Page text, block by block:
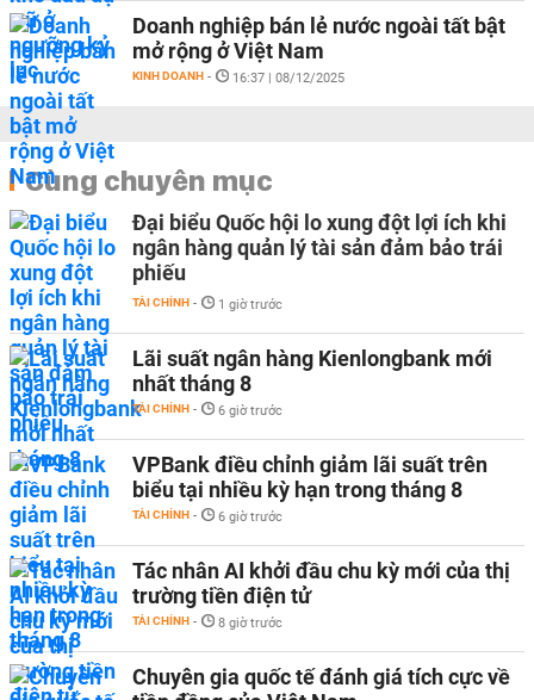
Doanh nghiệp bán lẻ nước ngoài tất bật
mở rộng ở Việt Nam
KINH DOANH - 16:37 | 08/12/2025
Cùng chuyên mục
Đại biểu Quốc hội lo xung đột lợi ích khi
ngân hàng quản lý tài sản đảm bảo trái
phiếu
TÀI CHÍNH - 1 giờ trước
Lãi suất ngân hàng Kienlongbank mới
nhất tháng 8
TÀI CHÍNH - 6 giờ trước
VPBank điều chỉnh giảm lãi suất trên
biểu tại nhiều kỳ hạn trong tháng 8
TÀI CHÍNH - 6 giờ trước
Tác nhân AI khởi đầu chu kỳ mới của thị
trường tiền điện tử
TÀI CHÍNH - 8 giờ trước
Chuyên gia quốc tế đánh giá tích cực về